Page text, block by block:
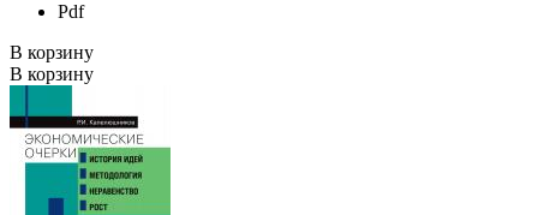
Pdf
В корзину
В корзину